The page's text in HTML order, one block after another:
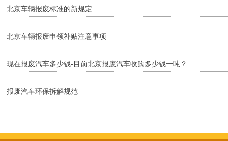
北京车辆报废标准的新规定
北京车辆报废申领补贴注意事项
现在报废汽车多少钱-目前北京报废汽车收购多少钱一吨？
报废汽车环保拆解规范